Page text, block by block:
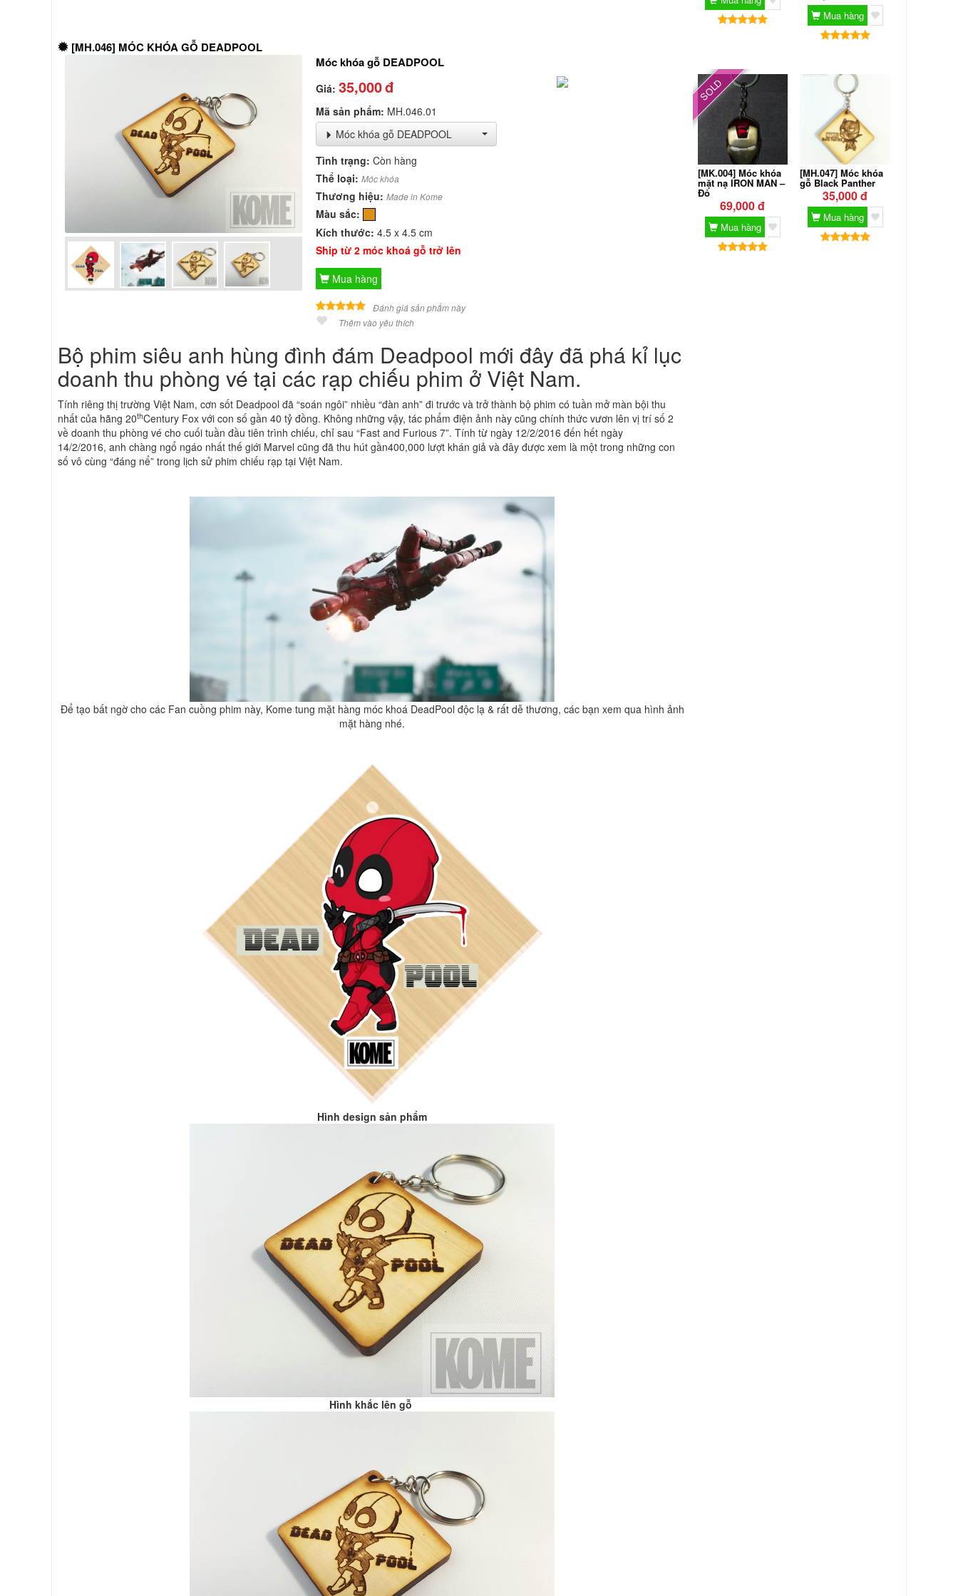
[MH.046] MÓC KHÓA GỖ DEADPOOL
Móc khóa gỗ DEADPOOL
Giá: 35,000đ
Mã sản phẩm: MH.046.01
Móc khóa gỗ DEADPOOL
Tình trạng: Còn hàng
Thể loại: Móc khóa
Thương hiệu: Made in Kome
Màu sắc:
Kích thước: 4.5 x 4.5 cm
Ship từ 2 móc khoá gỗ trở lên
Mua hàng
Đánh giá sản phẩm này
Thêm vào yêu thích
Bộ phim siêu anh hùng đình đám Deadpool mới đây đã phá kỉ lục
doanh thu phòng vé tại các rạp chiếu phim ở Việt Nam.
Tính riêng thị trường Việt Nam, cơn sốt Deadpool đã “soán ngôi” nhiều “đàn anh” đi trước và trở thành bộ phim có tuần mở màn bội thu
nhất của hãng 20thCentury Fox với con số gần 40 tỷ đồng. Không những vậy, tác phẩm điện ảnh này cũng chính thức vươn lên vị trí số 2
về doanh thu phòng vé cho cuối tuần đầu tiên trình chiếu, chỉ sau “Fast and Furious 7”. Tính từ ngày 12/2/2016 đến hết ngày
14/2/2016, anh chàng ngổ ngáo nhất thế giới Marvel cũng đã thu hút gần400,000 lượt khán giả và đây được xem là một trong những con
số vô cùng “đáng nể” trong lịch sử phim chiếu rạp tại Việt Nam.
Để tạo bất ngờ cho các Fan cuồng phim này, Kome tung mặt hàng móc khoá DeadPool độc lạ & rất dễ thương, các bạn xem qua hình ảnh
mặt hàng nhé.
Hình design sản phẩm
Hình khắc lên gỗ
Mua hàng
[MK.004] Móc khóa
mặt nạ IRON MAN –
Đỏ
69,000 đ
SOLD
Mua hàng
[MH.047] Móc khóa
gỗ Black Panther
35,000 đ
Mua hàng